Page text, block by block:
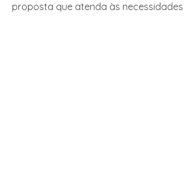
proposta que atenda às necessidades